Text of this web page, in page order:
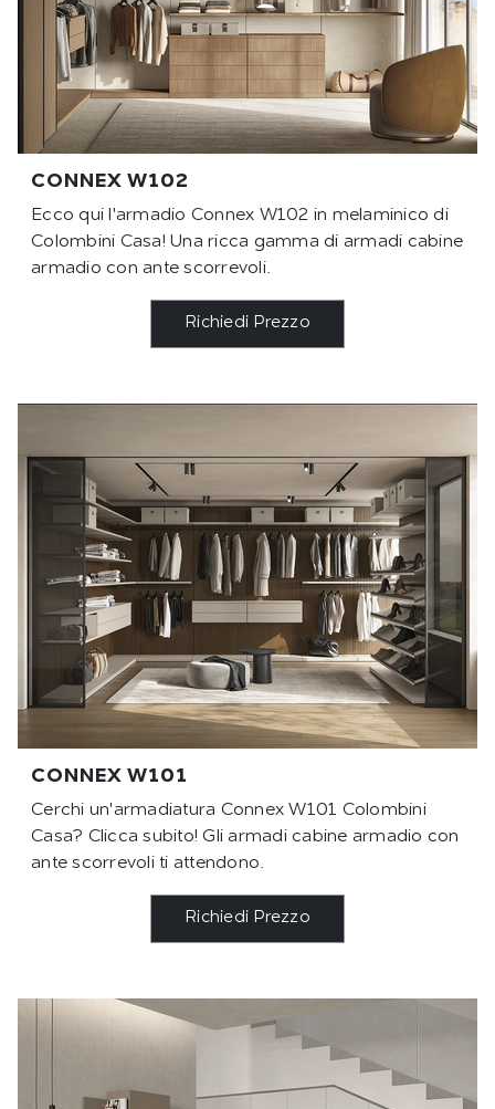
CONNEX W102
Ecco qui l'armadio Connex W102 in melaminico di
Colombini Casa! Una ricca gamma di armadi cabine
armadio con ante scorrevoli.
Richiedi Prezzo
CONNEX W101
Cerchi un'armadiatura Connex W101 Colombini
Casa? Clicca subito! Gli armadi cabine armadio con
ante scorrevoli ti attendono.
Richiedi Prezzo